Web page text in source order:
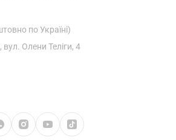
по Україні)
Олени Теліги, 4